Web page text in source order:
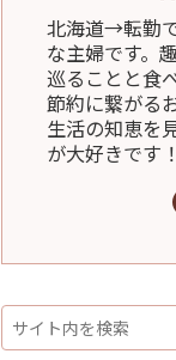
北海道→転勤
な主婦です。
巡ることと食
節約に繋がる
生活の知恵を
が大好きです！